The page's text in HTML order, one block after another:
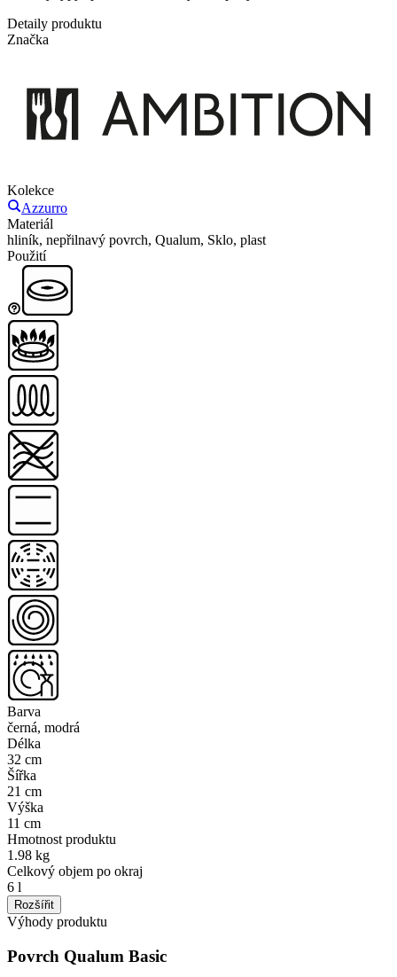
Detaily produktu
Značka
Kolekce
Azzurro
Materiál
hliník, nepřilnavý povrch, Qualum, Sklo, plast
Použití
Barva
černá, modrá
Délka
32 cm
Šířka
21 cm
Výška
11 cm
Hmotnost produktu
1.98 kg
Celkový objem po okraj
6 l
Rozšířit
Výhody produktu
Povrch Qualum Basic